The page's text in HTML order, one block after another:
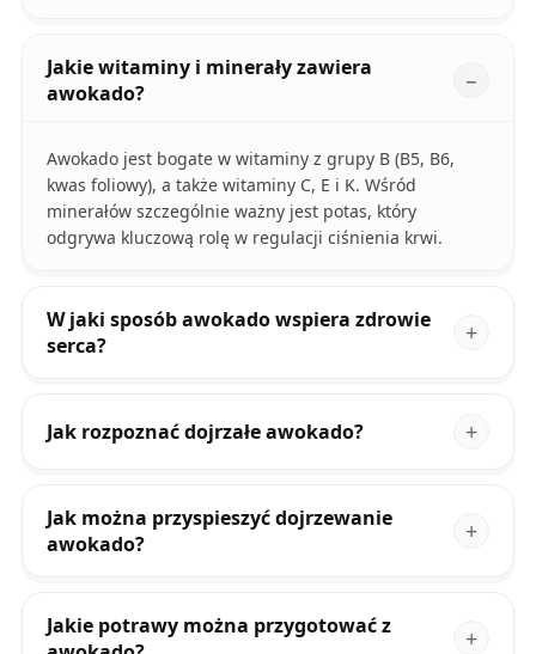
Jakie witaminy i minerały zawiera
awokado?
Awokado jest bogate w witaminy z grupy B (B5, B6,
kwas foliowy), a także witaminy C, E i K. Wśród
minerałów szczególnie ważny jest potas, który
odgrywa kluczową rolę w regulacji ciśnienia krwi.
W jaki sposób awokado wspiera zdrowie
serca?
Jak rozpoznać dojrzałe awokado?
Jak można przyspieszyć dojrzewanie
awokado?
Jakie potrawy można przygotować z